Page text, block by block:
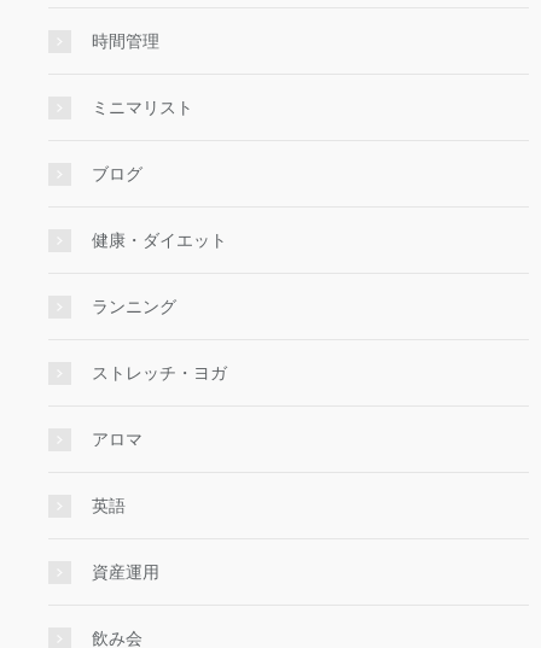
時間管理
ミニマリスト
ブログ
健康・ダイエット
ランニング
ストレッチ・ヨガ
アロマ
英語
資産運用
飲み会